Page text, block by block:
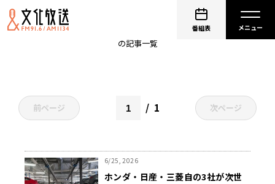
番組表
の記事一覧
前ページ 1 次ページ
6/25, 2026
ホンダ・日産・三菱自の3社が次世